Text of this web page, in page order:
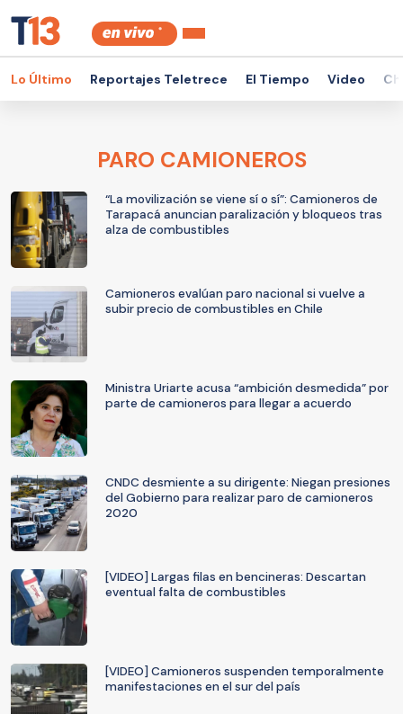
Lo Último Reportajes Teletrece El Tiempo Video
PARO CAMIONEROS
“La movilización se viene sí o sí”: Camioneros de
Tarapacá anuncian paralización y bloqueos tras
alza de combustibles
Camioneros evalúan paro nacional si vuelve a
subir precio de combustibles en Chile
Ministra Uriarte acusa “ambición desmedida” por
parte de camioneros para llegar a acuerdo
CNDC desmiente a su dirigente: Niegan presiones
del Gobierno para realizar paro de camioneros
2020
[VIDEO] Largas filas en bencineras: Descartan
eventual falta de combustibles
[VIDEO] Camioneros suspenden temporalmente
manifestaciones en el sur del país